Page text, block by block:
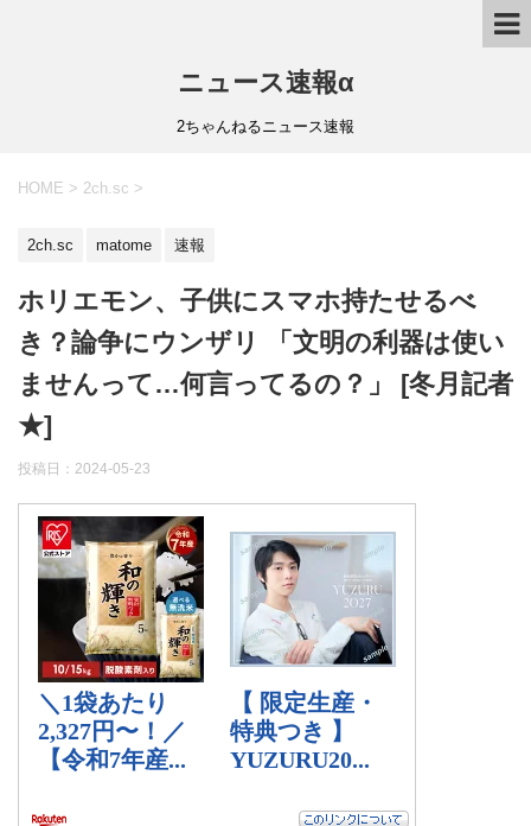
ニュース速報α
2ちゃんねるニュース速報
HOME > 2ch.sc >
2ch.sc matome 速報
ホリエモン、子供にスマホ持たせるべ
き？論争にウンザリ 「文明の利器は使い
ませんって…何言ってるの？」 [冬月記者
★]
投稿日： 2024-05-23